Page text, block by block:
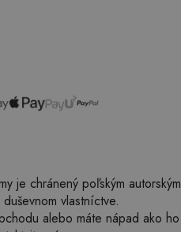
je chránený poľským autorským
vlastníctve.
alebo máte nápad ako ho